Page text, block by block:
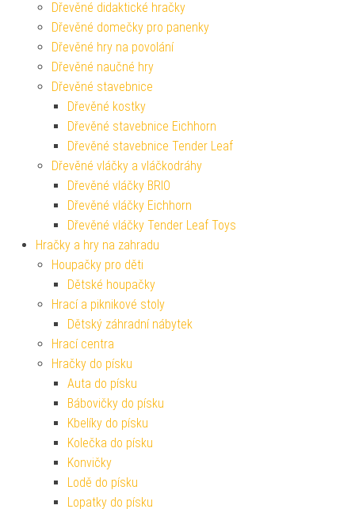
Dřevěné didaktické hračky
Dřevěné domečky pro panenky
Dřevěné hry na povolání
Dřevěné naučné hry
Dřevěné stavebnice
Dřevěné kostky
Dřevěné stavebnice Eichhorn
Dřevěné stavebnice Tender Leaf
Dřevěné vláčky a vláčkodráhy
Dřevěné vláčky BRIO
Dřevěné vláčky Eichhorn
Dřevěné vláčky Tender Leaf Toys
Hračky a hry na zahradu
Houpačky pro děti
Dětské houpačky
Hrací a piknikové stoly
Dětský záhradní nábytek
Hrací centra
Hračky do písku
Auta do písku
Bábovičky do písku
Kbelíky do písku
Kolečka do písku
Konvičky
Lodě do písku
Lopatky do písku